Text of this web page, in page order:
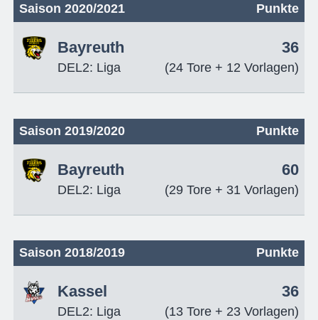
Saison 2020/2021 Punkte
Bayreuth
DEL2: Liga
36
(24 Tore + 12 Vorlagen)
Saison 2019/2020 Punkte
Bayreuth
DEL2: Liga
60
(29 Tore + 31 Vorlagen)
Saison 2018/2019 Punkte
Kassel
DEL2: Liga
36
(13 Tore + 23 Vorlagen)